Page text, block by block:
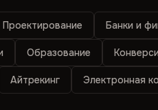
Проектирование Банки и
Образование
Айтрекинг Электронная